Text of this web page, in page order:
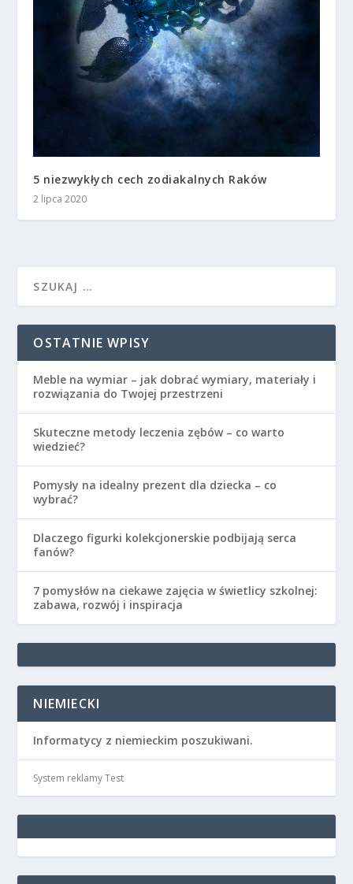
5 niezwykłych cech zodiakalnych Raków
2 lipca 2020
OSTATNIE WPISY
Meble na wymiar – jak dobrać wymiary, materiały i
rozwiązania do Twojej przestrzeni
Skuteczne metody leczenia zębów – co warto
wiedzieć?
Pomysły na idealny prezent dla dziecka – co
wybrać?
Dlaczego figurki kolekcjonerskie podbijają serca
fanów?
7 pomysłów na ciekawe zajęcia w świetlicy szkolnej:
zabawa, rozwój i inspiracja
NIEMIECKI
Informatycy z niemieckim poszukiwani.
System reklamy Test